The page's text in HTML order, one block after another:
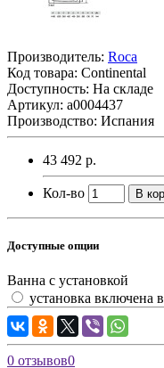
Производитель: Roca
Код товара: Continental
Доступность: На складе
Артикул: а0004437
Производство: Испания
43 492 р.
Кол-во В
Доступные опции
Ванна с установкой
установка включена
0 отзывов0